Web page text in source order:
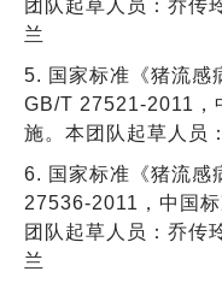
团队起草人员：乔传
兰
5. 国家标准《猪流感
GB/T 27521-2011，
施。本团队起草人员
6. 国家标准《猪流感
27536-2011，中国
团队起草人员：乔传
兰